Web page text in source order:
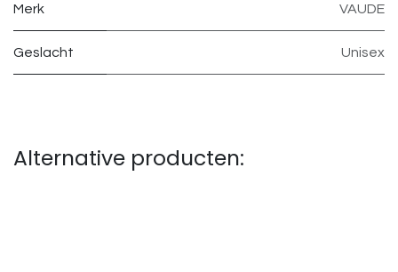
Merk VAUDE
Geslacht Unisex
Alternative producten: